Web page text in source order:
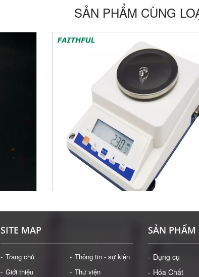
SẢN PHẨM CÙNG
ĐẶT HÀNG
SITE MAP
Trang chủ
Giới thiệu
Thông tin - sự kiện
Thư viện
SẢN PHẨM
Dụng cụ
Hóa Chất